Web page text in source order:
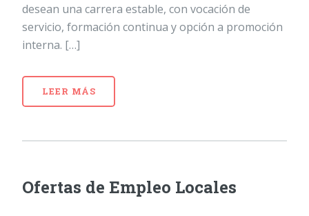
desean una carrera estable, con vocación de
servicio, formación continua y opción a promoción
interna. […]
LEER MÁS
Ofertas de Empleo Locales